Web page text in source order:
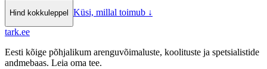
Hind kokkuleppel Küsi, millal toimub ↓
tark.ee
Eesti kõige põhjalikum arenguvõimaluste, koolituste ja spetsialistide
andmebaas. Leia oma tee.